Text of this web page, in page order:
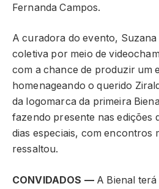
Fernanda Campos.
A curadora do evento,
coletiva por meio de
com a chance de produzir um
homenageando o querido
da logomarca da primeira
fazendo presente nas edições
dias especiais, com encontros
ressaltou.
CONVIDADOS — A Bienal